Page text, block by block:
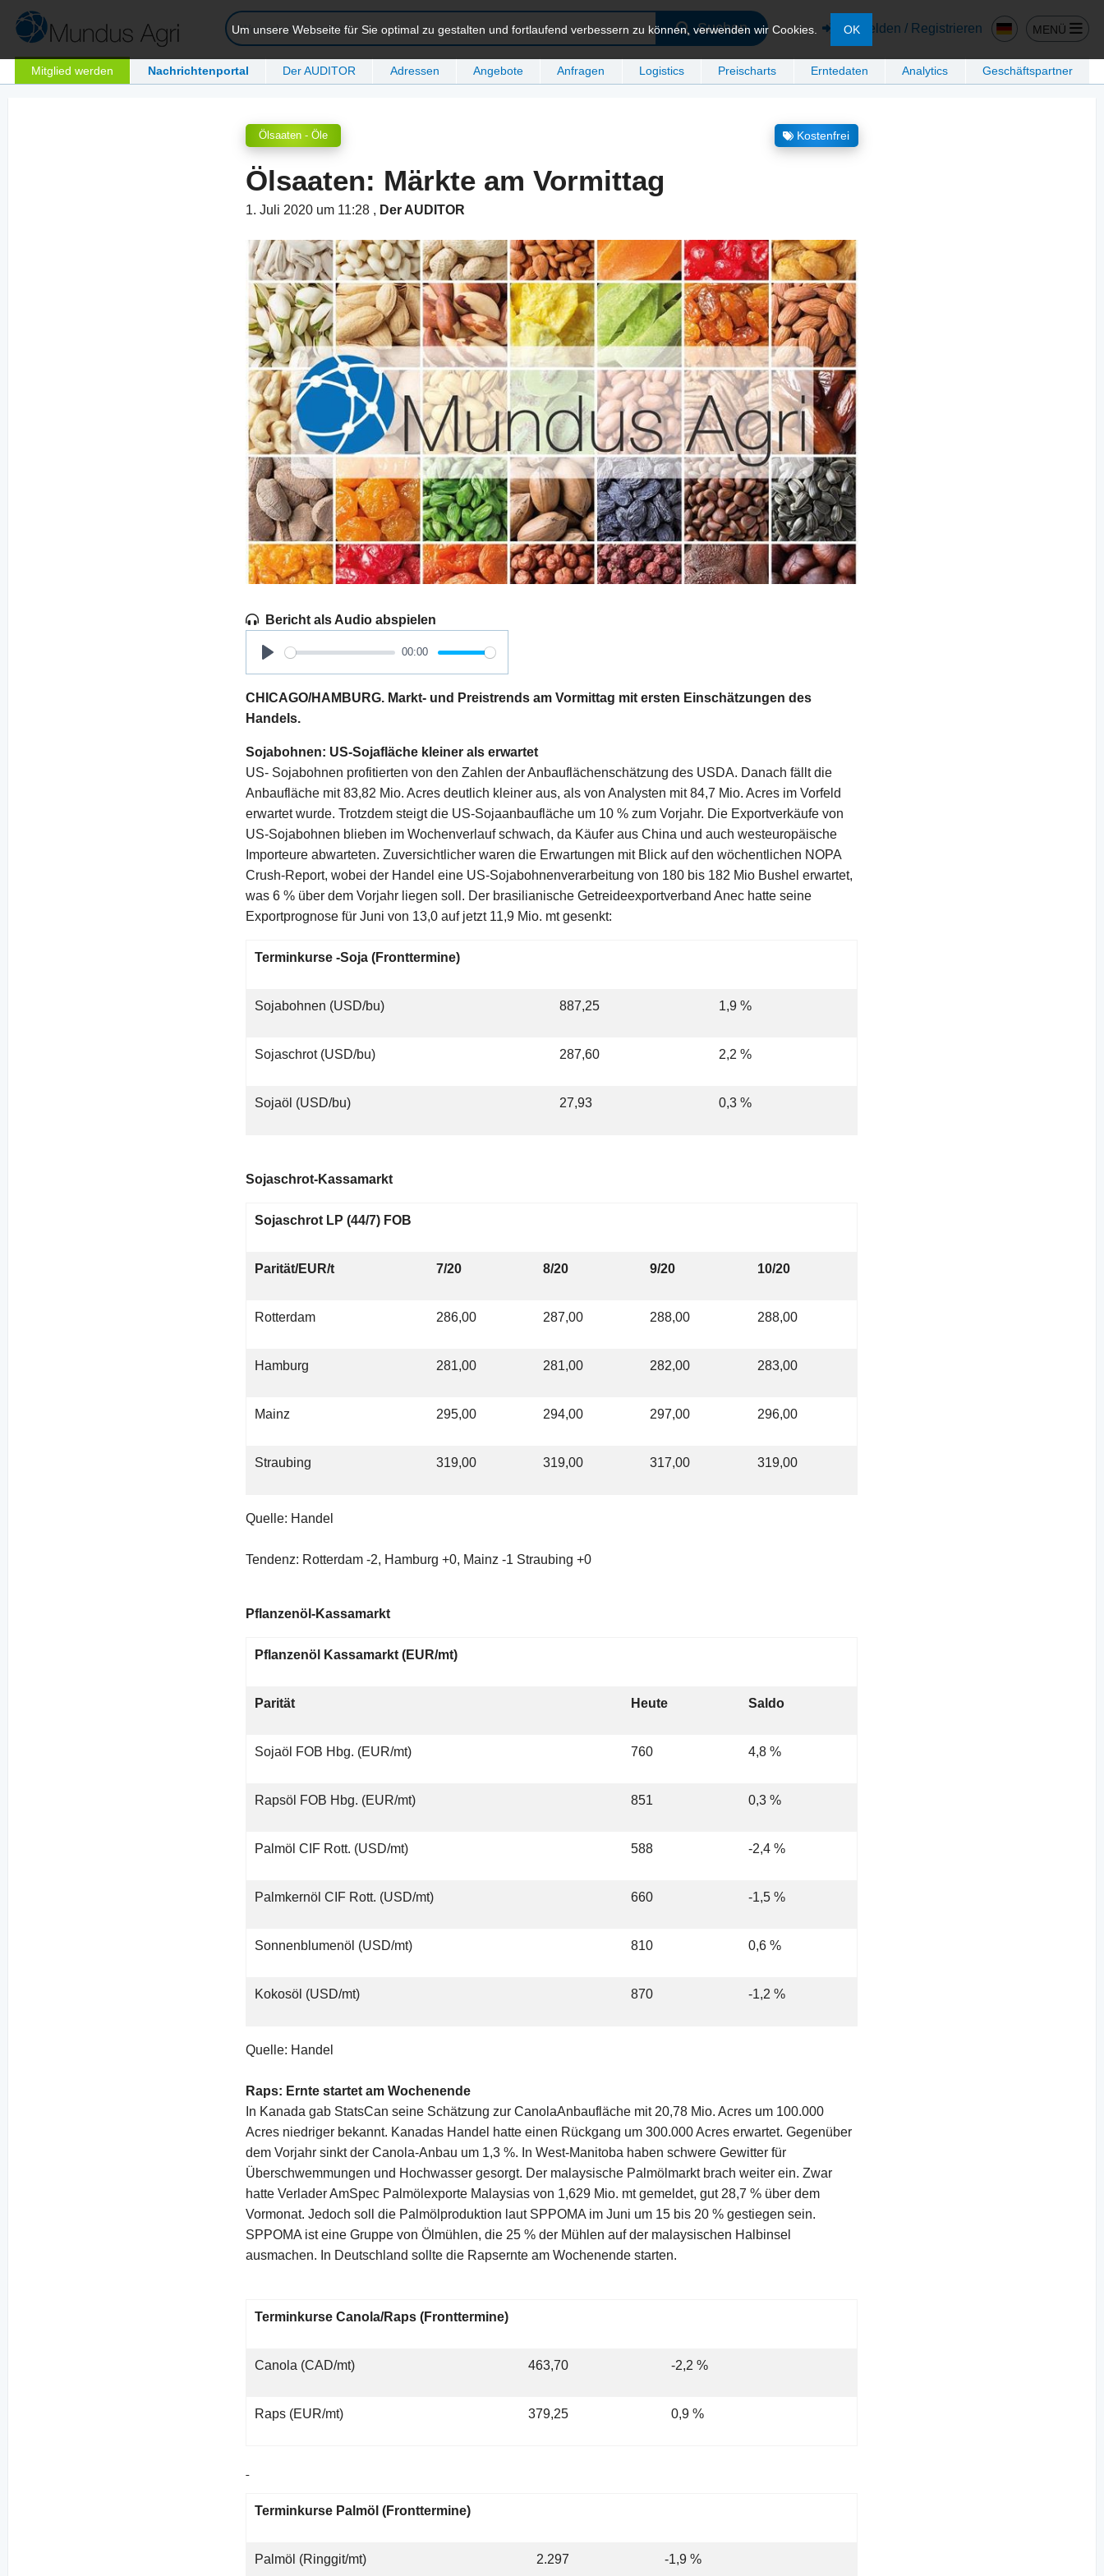
Suchen Anmelden / Registrieren MENÜ
Mitglied werden Nachrichtenportal Der AUDITOR Adressen Angebote Anfragen Logistics Preischarts Erntedaten Analytics Geschäftspartner
Um unsere Webseite für Sie optimal zu gestalten und fortlaufend verbessern zu können, verwenden wir Cookies. OK
Ölsaaten - Öle Kostenfrei
Ölsaaten: Märkte am Vormittag
1. Juli 2020 um 11:28 , Der AUDITOR
Bericht als Audio abspielen
Play
00:00
CHICAGO/HAMBURG. Markt- und Preistrends am Vormittag mit ersten Einschätzungen des
Handels.
Sojabohnen: US-Sojafläche kleiner als erwartet
US- Sojabohnen profitierten von den Zahlen der Anbauflächenschätzung des USDA. Danach fällt die
Anbaufläche mit 83,82 Mio. Acres deutlich kleiner aus, als von Analysten mit 84,7 Mio. Acres im Vorfeld
erwartet wurde. Trotzdem steigt die US-Sojaanbaufläche um 10 % zum Vorjahr. Die Exportverkäufe von
US-Sojabohnen blieben im Wochenverlauf schwach, da Käufer aus China und auch westeuropäische
Importeure abwarteten. Zuversichtlicher waren die Erwartungen mit Blick auf den wöchentlichen NOPA
Crush-Report, wobei der Handel eine US-Sojabohnenverarbeitung von 180 bis 182 Mio Bushel erwartet,
was 6 % über dem Vorjahr liegen soll. Der brasilianische Getreideexportverband Anec hatte seine
Exportprognose für Juni von 13,0 auf jetzt 11,9 Mio. mt gesenkt:
Terminkurse -Soja (Fronttermine)
Sojabohnen (USD/bu) 887,25 1,9 %
Sojaschrot (USD/bu) 287,60 2,2 %
Sojaöl (USD/bu) 27,93 0,3 %
Sojaschrot-Kassamarkt
Sojaschrot LP (44/7) FOB
Parität/EUR/t 7/20 8/20 9/20 10/20
Rotterdam 286,00 287,00 288,00 288,00
Hamburg 281,00 281,00 282,00 283,00
Mainz 295,00 294,00 297,00 296,00
Straubing 319,00 319,00 317,00 319,00
Quelle: Handel
Tendenz: Rotterdam -2, Hamburg +0, Mainz -1 Straubing +0
Pflanzenöl-Kassamarkt
Pflanzenöl Kassamarkt (EUR/mt)
Parität Heute Saldo
Sojaöl FOB Hbg. (EUR/mt) 760 4,8 %
Rapsöl FOB Hbg. (EUR/mt) 851 0,3 %
Palmöl CIF Rott. (USD/mt) 588 -2,4 %
Palmkernöl CIF Rott. (USD/mt) 660 -1,5 %
Sonnenblumenöl (USD/mt) 810 0,6 %
Kokosöl (USD/mt) 870 -1,2 %
Quelle: Handel
Raps: Ernte startet am Wochenende
In Kanada gab StatsCan seine Schätzung zur CanolaAnbaufläche mit 20,78 Mio. Acres um 100.000
Acres niedriger bekannt. Kanadas Handel hatte einen Rückgang um 300.000 Acres erwartet. Gegenüber
dem Vorjahr sinkt der Canola-Anbau um 1,3 %. In West-Manitoba haben schwere Gewitter für
Überschwemmungen und Hochwasser gesorgt. Der malaysische Palmölmarkt brach weiter ein. Zwar
hatte Verlader AmSpec Palmölexporte Malaysias von 1,629 Mio. mt gemeldet, gut 28,7 % über dem
Vormonat. Jedoch soll die Palmölproduktion laut SPPOMA im Juni um 15 bis 20 % gestiegen sein.
SPPOMA ist eine Gruppe von Ölmühlen, die 25 % der Mühlen auf der malaysischen Halbinsel
ausmachen. In Deutschland sollte die Rapsernte am Wochenende starten.
Terminkurse Canola/Raps (Fronttermine)
Canola (CAD/mt) 463,70 -2,2 %
Raps (EUR/mt) 379,25 0,9 %
Terminkurse Palmöl (Fronttermine)
Palmöl (Ringgit/mt) 2.297 -1,9 %